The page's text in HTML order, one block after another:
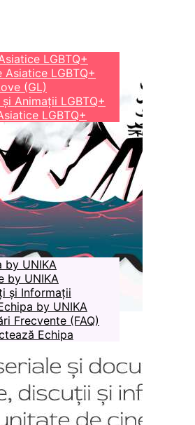
LGBTQ+
Asiatice LGBTQ+
(GL)
Animații LGBTQ+
LGBTQ+
by UNIKA
by UNIKA
și Informații
by UNIKA
Frecvente (FAQ)
Echipa